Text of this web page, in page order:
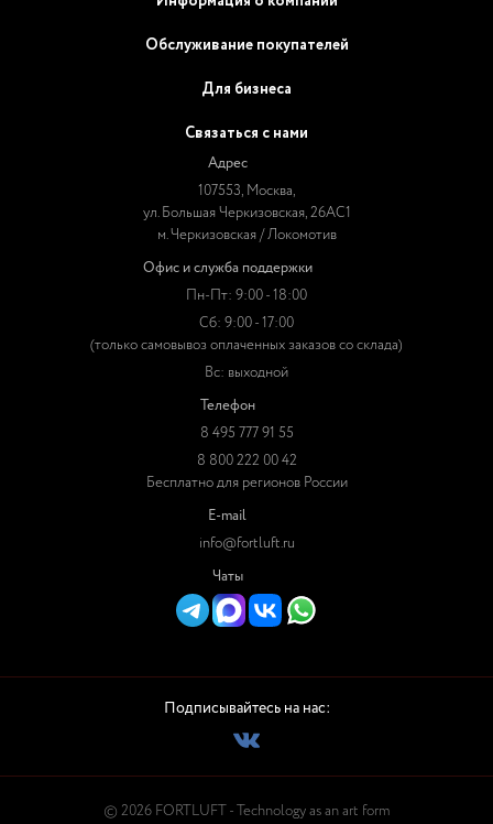
Обслуживание покупателей
Для бизнеса
Связаться с нами
Адрес
107553, Москва,
ул. Большая Черкизовская, 26АС1
м. Черкизовская / Локомотив
Офис и служба поддержки
Пн-Пт: 9:00 - 18:00
Сб: 9:00 - 17:00
(только самовывоз оплаченных заказов со склада)
Вс: выходной
Телефон
8 495 777 91 55
8 800 222 00 42
Бесплатно для регионов России
E-mail
info@fortluft.ru
Чаты
Подписывайтесь на нас:
© 2026 FORTLUFT - Technology as an art form